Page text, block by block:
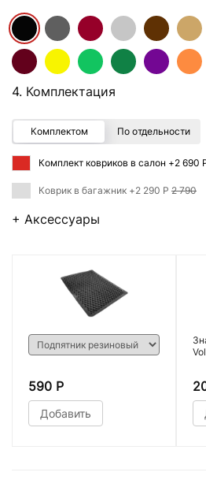
4. Комплектация
Комплектом По отдельности
Комплект ковриков в салон +2 690
Коврик в багажник +2 290 Р 2 790
+ Аксессуары
590 Р
Добавить